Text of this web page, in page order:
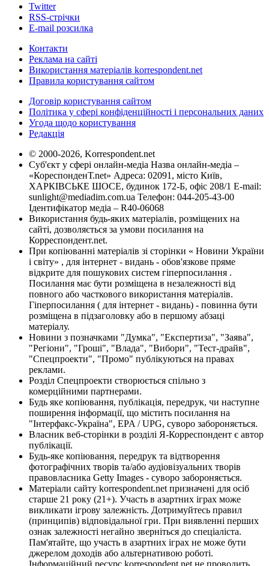
Twitter
RSS-стрічки
E-mail розсилка
Контакти
Реклама на сайті
Використання матеріалів korrespondent.net
Правила користування сайтом
Договір користування сайтом
Політика у сфері конфіденційності і персональних даних
Угода щодо користування
Редакція
© 2000-2026, Korrespondent.net
Суб'єкт у сфері онлайн-медіа Назва онлайн-медіа –
«КореспонденТ.net» Адреса: 02091, місто Київ,
ХАРКІВСЬКЕ ШОСЕ, будинок 172-Б, офіс 208/1 E-mail:
sunlight@mediadim.com.ua Телефон: 044-205-43-00
Ідентифікатор медіа – R40-06068
Використання будь-яких матеріалів, розміщених на
сайті, дозволяється за умови посилання на
Корреспондент.net.
При копіюванні матеріалів зі сторінки « Новини України
і світу» , для інтернет - видань - обов'язкове пряме
відкрите для пошукових систем гіперпосилання .
Посилання має бути розміщена в незалежності від
повного або часткового використання матеріалів.
Гіперпосилання ( для інтернет - видань) - повинна бути
розміщена в підзаголовку або в першому абзаці
матеріалу.
Новини з позначками "Думка", "Експертиза", "Заява",
"Регіони", "Гроші", "Влада", "Вибори", "Тест-драйв",
"Спецпроекти", "Промо" публікуються на правах
реклами.
Розділ Спецпроекти створюється спільно з
комерційними партнерами.
Будь яке копіювання, публікація, передрук, чи наступне
поширення інформації, що містить посилання на
"Інтерфакс-Україна", EPA / UPG, суворо забороняється.
Власник веб-сторінки в розділі Я-Корреспондент є автор
публікації.
Будь-яке копіювання, передрук та відтворення
фотографічних творів та/або аудіовізуальних творів
правовласника Getty Images - суворо забороняється.
Матеріали сайту korrespondent.net призначені для осіб
старше 21 року (21+). Участь в азартних іграх може
викликати ігрову залежність. Дотримуйтесь правил
(принципів) відповідальної гри. При виявленні перших
ознак залежності негайно зверніться до спеціаліста.
Пам'ятайте, що участь в азартних іграх не може бути
джерелом доходів або альтернативою роботі.
Інформаційний ресурс korrespondent.net не проводить